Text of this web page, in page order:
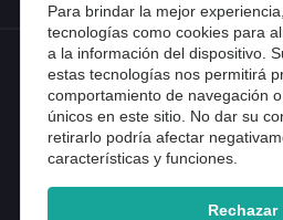
Preguntas frecuentes
Entradas de blog
Calle Ferraz 42, Madrid
Teléfono
918 13 81 81
Email
info@tiendental.com
Iniciar sesión
Historial de pedidos
Mi lista de compra
Copyright 2025 © TienDental
Para brindar la mejor
tecnologías como cookies para
a la información del dispositivo.
estas tecnologías nos permitirá
comportamiento de navegación
únicos en este sitio. No dar su
retirarlo podría afectar
características y funciones.
Rechazar